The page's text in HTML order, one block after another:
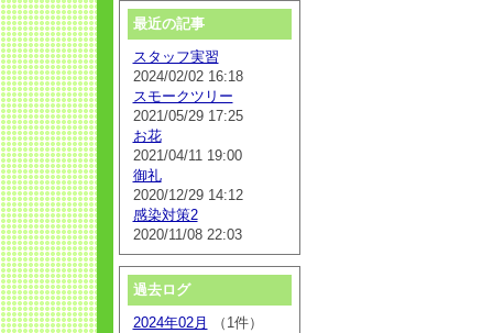
最近の記事
スタッフ実習
2024/02/02 16:18
スモークツリー
2021/05/29 17:25
お花
2021/04/11 19:00
御礼
2020/12/29 14:12
感染対策2
2020/11/08 22:03
過去ログ
2024年02月
（1件）